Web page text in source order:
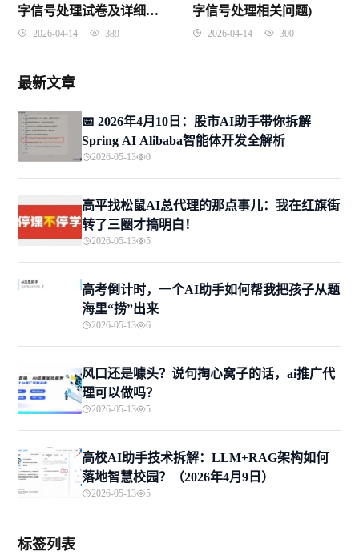
字信号处理试卷及详细答
案 2026-04-14 389
字信号处理相关问题)
2026-04-14 300
最新文章
📅 2026年4月10日：股市AI助手带你拆解
Spring AI Alibaba智能体开发全解析
2026-05-13 0
高平找松鼠AI总代理的那点事儿：我在红旗街
转了三圈才搞明白！
2026-05-13 5
高考倒计时，一个AI助手如何帮我把孩子从题
海里“捞”出来
2026-05-13 6
风口还是噱头？说句掏心窝子的话，ai推广代
理可以做吗？
2026-05-13 5
高校AI助手技术拆解：LLM+RAG架构如何
落地智慧校园？（2026年4月9日）
2026-05-13 5
标签列表